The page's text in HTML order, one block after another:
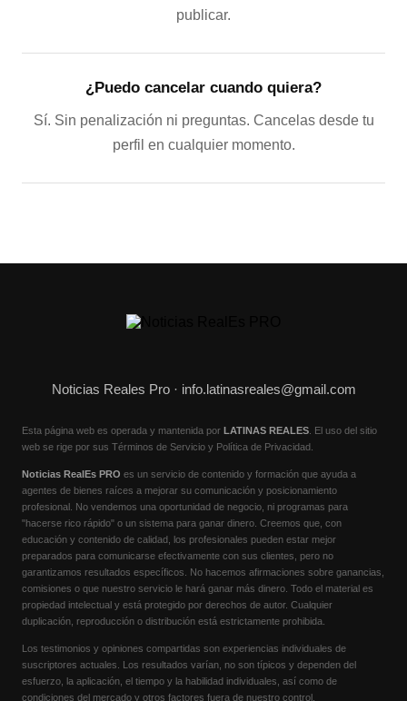
publicar.
¿Puedo cancelar cuando quiera?
Sí. Sin penalización ni preguntas. Cancelas desde tu
perfil en cualquier momento.
Noticias Reales Pro · info.latinasreales@gmail.com
Esta página web es operada y mantenida por LATINAS REALES . El uso del sitio
web se rige por sus Términos de Servicio y Política de Privacidad.
Noticias RealEs PRO es un servicio de contenido y formación que ayuda a
agentes de bienes raíces a mejorar su comunicación y posicionamiento
profesional. No vendemos una oportunidad de negocio, ni programas para
"hacerse rico rápido" o un sistema para ganar dinero. Creemos que, con
educación y contenido de calidad, los profesionales pueden estar mejor
preparados para comunicarse efectivamente con sus clientes, pero no
garantizamos resultados específicos. No hacemos afirmaciones sobre ganancias,
comisiones o que nuestro servicio le hará ganar más dinero. Todo el material es
propiedad intelectual y está protegido por derechos de autor. Cualquier
duplicación, reproducción o distribución está estrictamente prohibida.
Los testimonios y opiniones compartidas son experiencias individuales de
suscriptores actuales. Los resultados varían, no son típicos y dependen del
esfuerzo, la aplicación, el tiempo y la habilidad individuales, así como de
condiciones del mercado y otros factores fuera de nuestro control.